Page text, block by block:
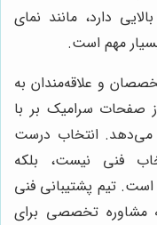
دارد، مانند نمای
مهم است.
و علاقه‌مندان به
صفحات سرامیک بر با
می‌دهد. انتخاب درست
فنی نیست، بلکه
است. تیم پشتیبانی فنی
مشاوره تخصصی برای